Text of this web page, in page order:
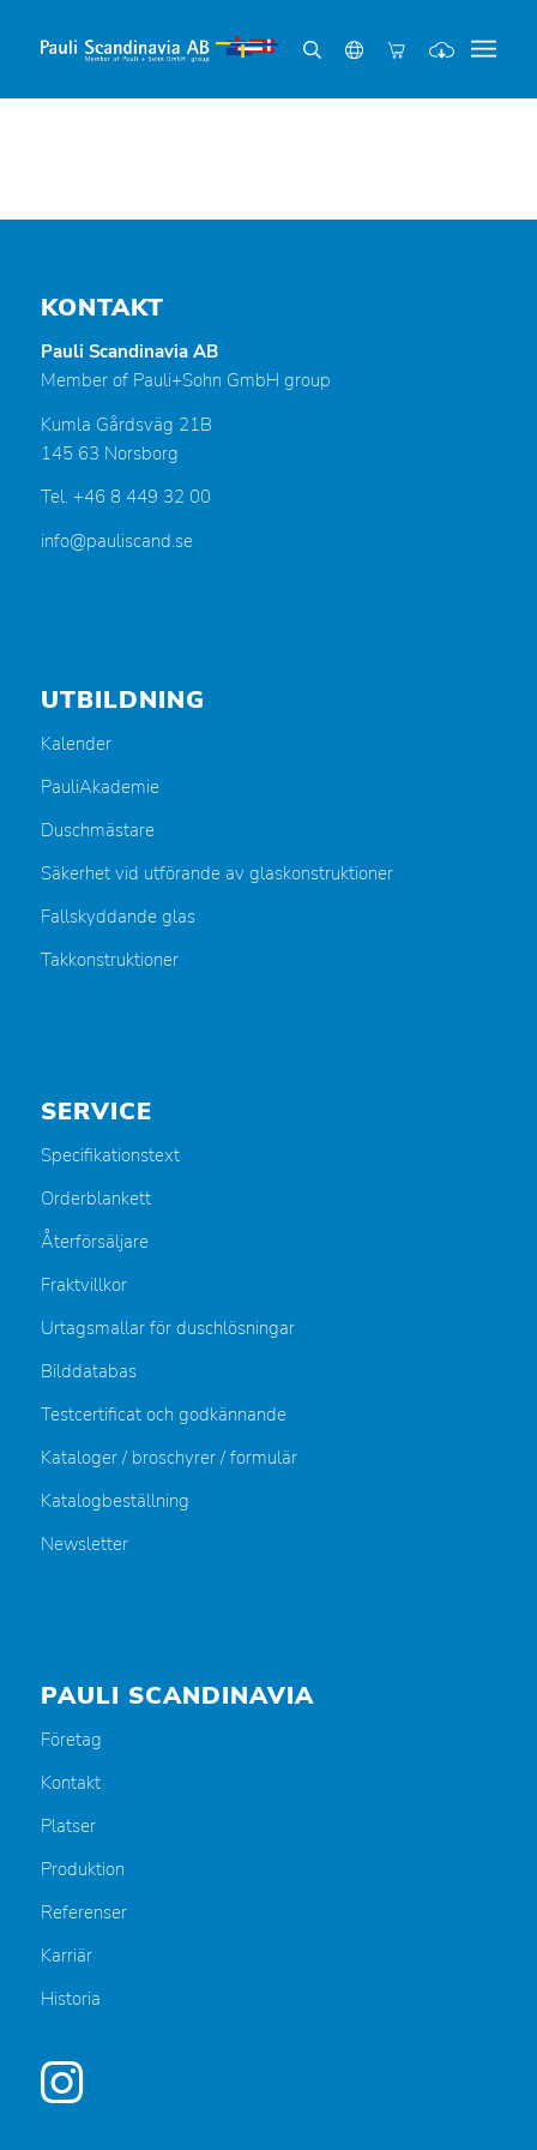
KONTAKT
Pauli Scandinavia AB
Member of Pauli+Sohn GmbH group
Kumla Gårdsväg 21B
145 63 Norsborg
Tel. +46 8 449 32 00
info@pauliscand.se
UTBILDNING
Kalender
PauliAkademie
Duschmästare
Säkerhet vid utförande av glaskonstruktioner
Fallskyddande glas
Takkonstruktioner
SERVICE
Specifikationstext
Orderblankett
Återförsäljare
Fraktvillkor
Urtagsmallar för duschlösningar
Bilddatabas
Testcertificat och godkännande
Kataloger / broschyrer / formulär
Katalogbeställning
Newsletter
PAULI SCANDINAVIA
Företag
Kontakt
Platser
Produktion
Referenser
Karriär
Historia